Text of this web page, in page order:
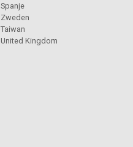
Spanje
Zweden
Taiwan
United Kingdom